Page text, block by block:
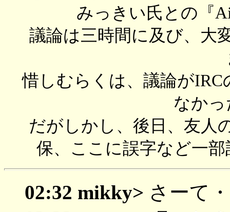
みっきい氏との『
議論は三時間に及び、大
惜しむらくは、議論がIRC
なか
だがしかし、後日、友人
保、ここに誤字など一
02:32 mikky> さーて